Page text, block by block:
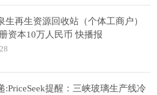
生再生资源回收站（个体工商户）
资本10万人民币 快播报
:PriceSeek提醒：三峡玻璃生产线冷